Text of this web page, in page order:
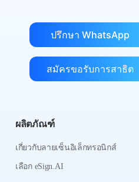
ปรึกษา WhatsApp
สมัครขอรับการสาธิต
ผลิตภัณฑ์
เกี่ยวกับลายเซ็นอิเล็กทรอนิกส์
เลือก eSign.AI